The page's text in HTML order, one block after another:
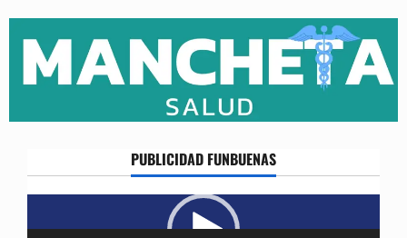
content
PUBLICIDAD FUNBUENAS
Reproductor
de